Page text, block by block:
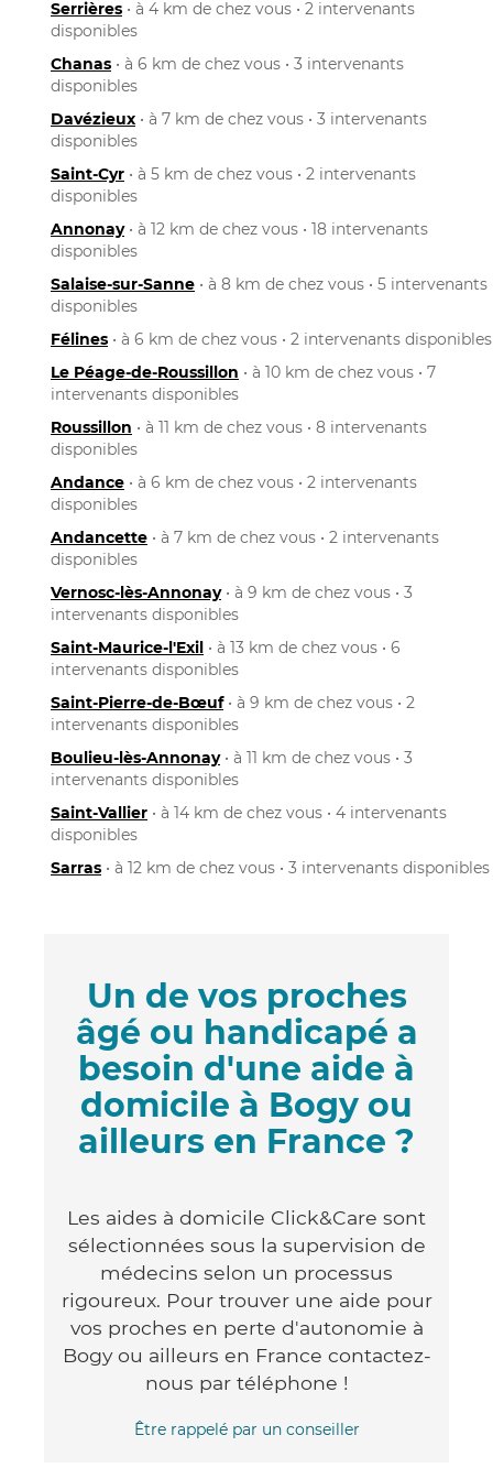
Serrières • à 4 km de chez vous • 2 intervenants
disponibles
Chanas • à 6 km de chez vous • 3 intervenants
disponibles
Davézieux • à 7 km de chez vous • 3 intervenants
disponibles
Saint-Cyr • à 5 km de chez vous • 2 intervenants
disponibles
Annonay• à 12 km de chez vous • 18 intervenants
disponibles
Salaise-sur-Sanne • à 8 km de chez vous • 5 intervenants
disponibles
Félines • à 6 km de chez vous • 2 intervenants disponibles
Le Péage-de-Roussillon • à 10 km de chez vous • 7
intervenants disponibles
Roussillon • à 11 km de chez vous • 8 intervenants
disponibles
Andance • à 6 km de chez vous • 2 intervenants
disponibles
Andancette • à 7 km de chez vous • 2 intervenants
disponibles
Vernosc-lès-Annonay• à 9 km de chez vous • 3
intervenants disponibles
Saint-Maurice-l'Exil • à 13 km de chez vous • 6
intervenants disponibles
Saint-Pierre-de-Bœuf• à 9 km de chez vous • 2
intervenants disponibles
Boulieu-lès-Annonay• à 11 km de chez vous • 3
intervenants disponibles
Saint-Vallier • à 14 km de chez vous • 4 intervenants
disponibles
Sarras • à 12 km de chez vous • 3 intervenants disponibles
Un de vos proches
âgé ou handicapé a
besoin d'une aide à
domicile à Bogy ou
ailleurs en France ?
Les aides à domicile Click&Care sont
sélectionnées sous la supervision de
médecins selon un processus
rigoureux. Pour trouver une aide pour
vos proches en perte d'autonomie à
Bogy ou ailleurs en France contactez-
nous par téléphone !
Être rappelé par un conseiller